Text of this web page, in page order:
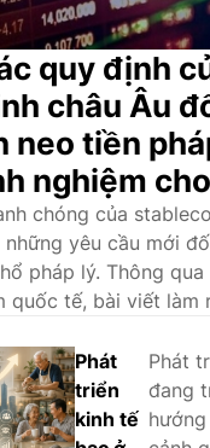
quy định
châu Âu
neo tiền
nghiệm
chóng của
yêu cầu mới
pháp lý. Thông
quốc tế, bài viết làm
tại Việt Nam.
Phát
triển
kinh tế
Phát
đang